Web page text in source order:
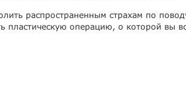
распространенным страхам по
пластическую операцию, о которой вы